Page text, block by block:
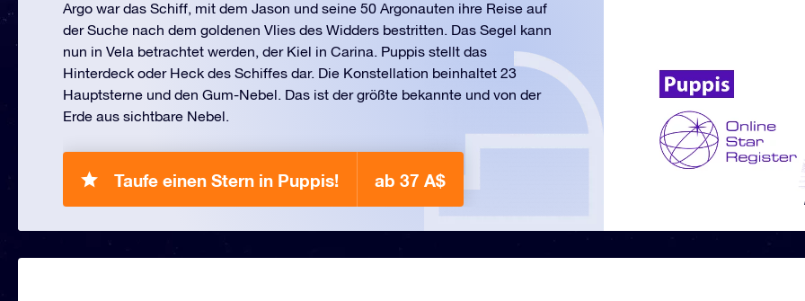
Argo war das Schiff, mit dem Jason und seine 50 Argonauten ihre Reise auf
der Suche nach dem goldenen Vlies des Widders bestritten. Das Segel kann
nun in Vela betrachtet werden, der Kiel in Carina. Puppis stellt das
Hinterdeck oder Heck des Schiffes dar. Die Konstellation beinhaltet 23
Hauptsterne und den Gum-Nebel. Das ist der größte bekannte und von der
Erde aus sichtbare Nebel.
Taufe einen Stern in Puppis! ab 37 A$